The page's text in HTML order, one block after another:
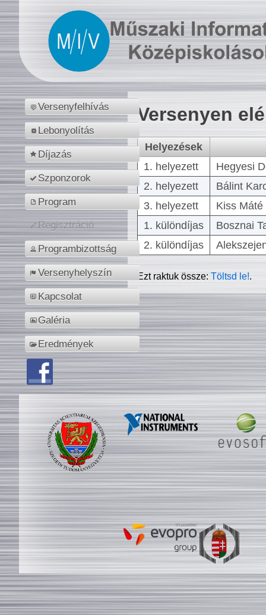
Versenyfelhívás
Lebonyolítás
Díjazás
Szponzorok
Program
Regisztráció
Programbizottság
Versenyhelyszín
Kapcsolat
Galéria
Eredmények
Versenyen
Helyezések
1. helyezett
Hegyesi
2. helyezett
Bálint
3. helyezett
Kiss
1. különdíjas
Bosznai
2. különdíjas
Ezt raktuk össze:Töltsd le!.